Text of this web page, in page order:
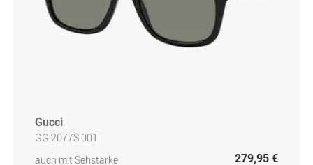
Gucci
GG 2077S 001
auch mit Sehstärke
279,95 €